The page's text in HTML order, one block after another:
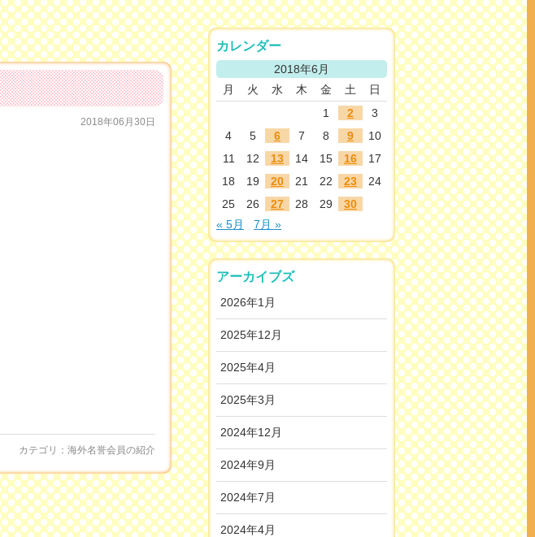
2018年06月30日
カテゴリ： 海外名誉会員の紹介
カレンダー
2018年6月
月
火 水 木 金 土
日
1
2
3
4
5 6 7 8 9
10
11
12 13 14 15 16
17
18
19 20 21 22 23
24
25
26 27 28 29
30
« 5月
7月 »
アーカイブズ
2026年1月
2025年12月
2025年4月
2025年3月
2024年12月
2024年9月
2024年7月
2024年4月